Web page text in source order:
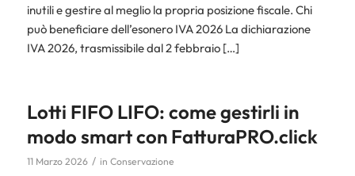
inutili e gestire al meglio la propria posizione fiscale. Chi
può beneficiare dell’esonero IVA 2026 La dichiarazione
IVA 2026, trasmissibile dal 2 febbraio […]
Lotti FIFO LIFO: come gestirli in
modo smart con FatturaPRO.click
11 Marzo 2026 / in Conservazione